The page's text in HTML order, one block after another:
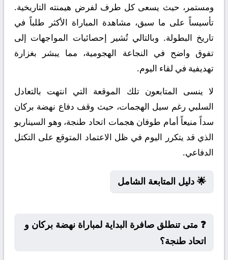
ومستمر، حيث يسعى كل طرف لفرض هيمنته التاريخية.
تأسيساً على ما سبق، مشاهدة المباراة الأكثر طلباً في
تاريخ البطولة. وبالتالي تُشير إحصائيات المواجهات إلى
تفوق واضح في النجاعة الهجومية، مما يبشر بغزارة
تهديفية في لقاء اليوم.
لا ينسى المتابعون تلك الموقعة التي انتهت بالتعادل
السلبي رغم سيل الهجمات، حيث وقف دفاع نهضة بركان
سداً منيعاً أمام طوفان هجمات اتحاد طنجة، وهو السيناريو
الذي قد يتكرر اليوم في ظل الاعتماد المتوقع على التكتل
الدفاعي.
🌟 دليل المتابعة الشامل
❓ متى تنطلق صافرة البداية لمباراة نهضة بركان و
اتحاد طنجة؟